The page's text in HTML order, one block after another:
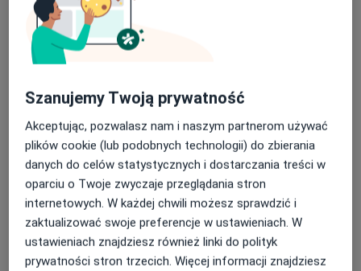
mgr Tomasz Wołk
Psycholog, Psychoterapeuta·Więcej
12 opinii
Szpitalna 39 lokal U 4, Białystok
Akceptuje LUX MED
Konsultacja psychologiczna
180 zł
Szanujemy Twoją prywatność
Akceptując, pozwalasz nam i naszym partnerom używać
plików cookie (lub podobnych technologii) do zbierania
danych do celów statystycznych i dostarczania treści w
oparciu o Twoje zwyczaje przeglądania stron
internetowych. W każdej chwili możesz sprawdzić i
zaktualizować swoje preferencje w ustawieniach. W
ustawieniach znajdziesz również linki do polityk
prywatności stron trzecich. Więcej informacji znajdziesz